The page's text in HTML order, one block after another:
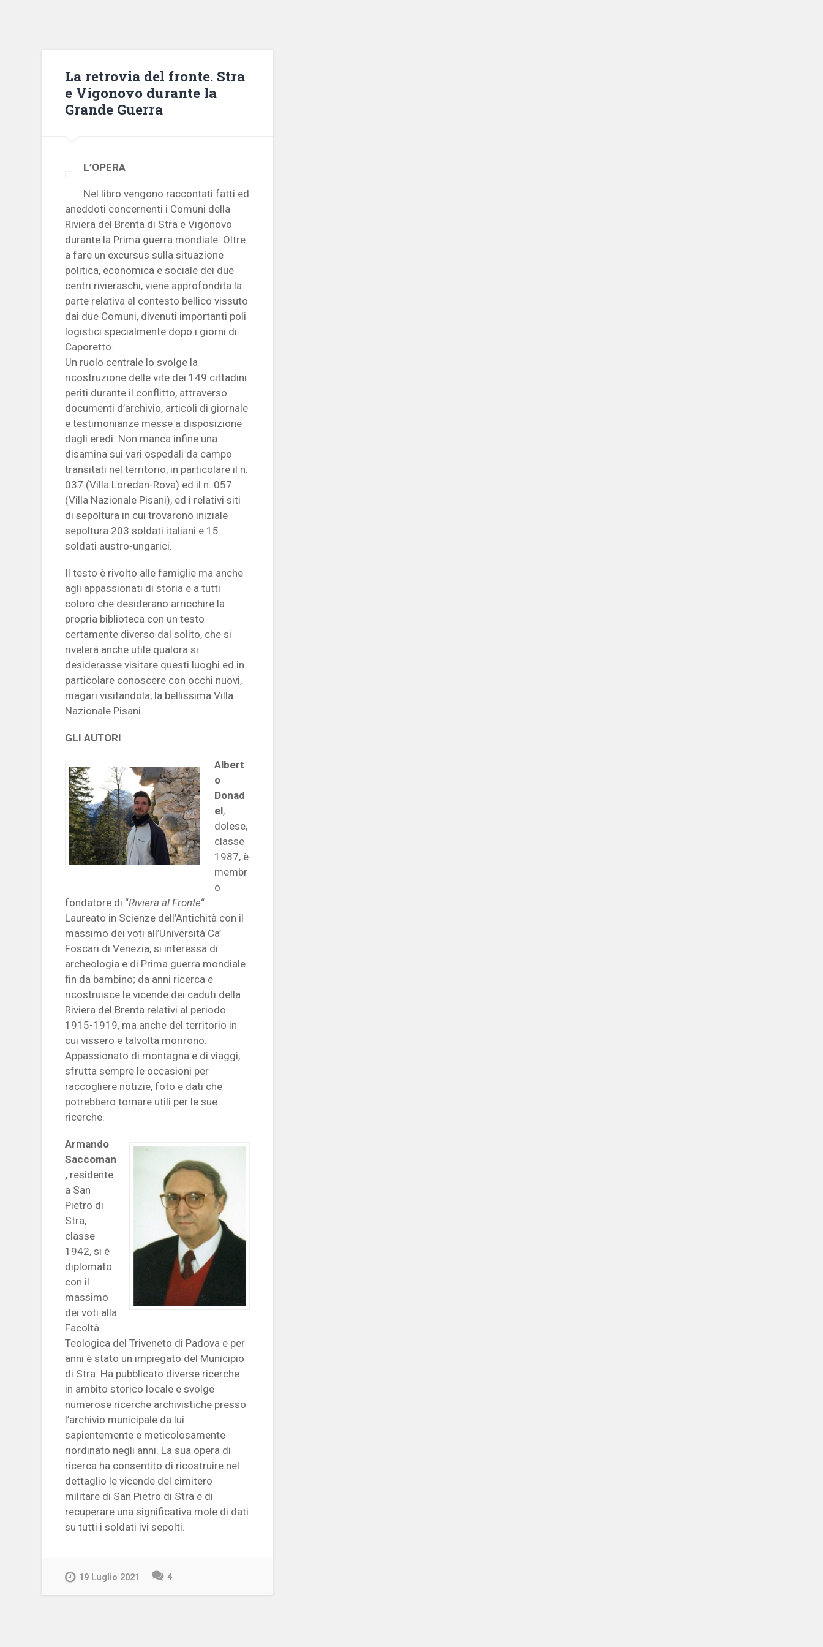
La retrovia del fronte. Stra
e Vigonovo durante la
Grande Guerra
L’OPERA
Nel libro vengono raccontati fatti ed
aneddoti concernenti i Comuni della
Riviera del Brenta di Stra e Vigonovo
durante la Prima guerra mondiale. Oltre
a fare un excursus sulla situazione
politica, economica e sociale dei due
centri rivieraschi, viene approfondita la
parte relativa al contesto bellico vissuto
dai due Comuni, divenuti importanti poli
logistici specialmente dopo i giorni di
Caporetto.
Un ruolo centrale lo svolge la
ricostruzione delle vite dei 149 cittadini
periti durante il conflitto, attraverso
documenti d’archivio, articoli di giornale
e testimonianze messe a disposizione
dagli eredi. Non manca infine una
disamina sui vari ospedali da campo
transitati nel territorio, in particolare il n.
037 (Villa Loredan-Rova) ed il n. 057
(Villa Nazionale Pisani), ed i relativi siti
di sepoltura in cui trovarono iniziale
sepoltura 203 soldati italiani e 15
soldati austro-ungarici.
Il testo è rivolto alle famiglie ma anche
agli appassionati di storia e a tutti
coloro che desiderano arricchire la
propria biblioteca con un testo
certamente diverso dal solito, che si
rivelerà anche utile qualora si
desiderasse visitare questi luoghi ed in
particolare conoscere con occhi nuovi,
magari visitandola, la bellissima Villa
Nazionale Pisani.
GLI AUTORI
Albert
o
Donad
el,
dolese,
classe
1987, è
membr
o
fondatore di “Riviera al Fronte“.
Laureato in Scienze dell’Antichità con il
massimo dei voti all’Università Ca’
Foscari di Venezia, si interessa di
archeologia e di Prima guerra mondiale
fin da bambino; da anni ricerca e
ricostruisce le vicende dei caduti della
Riviera del Brenta relativi al periodo
1915-1919, ma anche del territorio in
cui vissero e talvolta morirono.
Appassionato di montagna e di viaggi,
sfrutta sempre le occasioni per
raccogliere notizie, foto e dati che
potrebbero tornare utili per le sue
ricerche.
Armando
Saccoman
, residente
a San
Pietro di
Stra,
classe
1942, si è
diplomato
con il
massimo
dei voti alla
Facoltà
Teologica del Triveneto di Padova e per
anni è stato un impiegato del Municipio
di Stra. Ha pubblicato diverse ricerche
in ambito storico locale e svolge
numerose ricerche archivistiche presso
l’archivio municipale da lui
sapientemente e meticolosamente
riordinato negli anni. La sua opera di
ricerca ha consentito di ricostruire nel
dettaglio le vicende del cimitero
militare di San Pietro di Stra e di
recuperare una significativa mole di dati
su tutti i soldati ivi sepolti.
19 Luglio 2021 4